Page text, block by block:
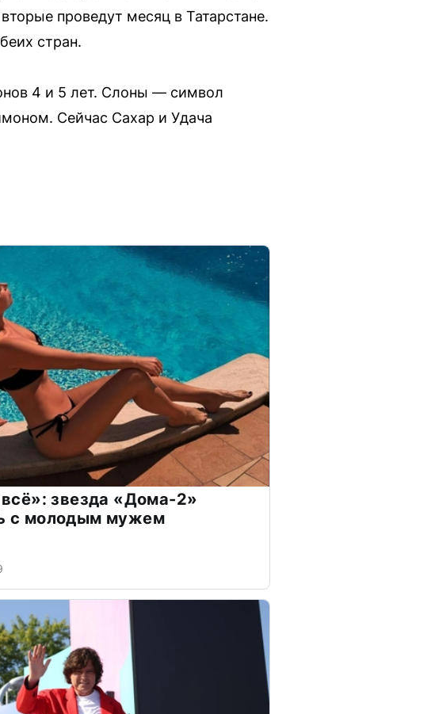
проведут месяц в Татарстане.
стран.
4 и 5 лет. Слоны — символ
Сейчас Сахар и Удача
звезда «Дома-2»
с молодым мужем